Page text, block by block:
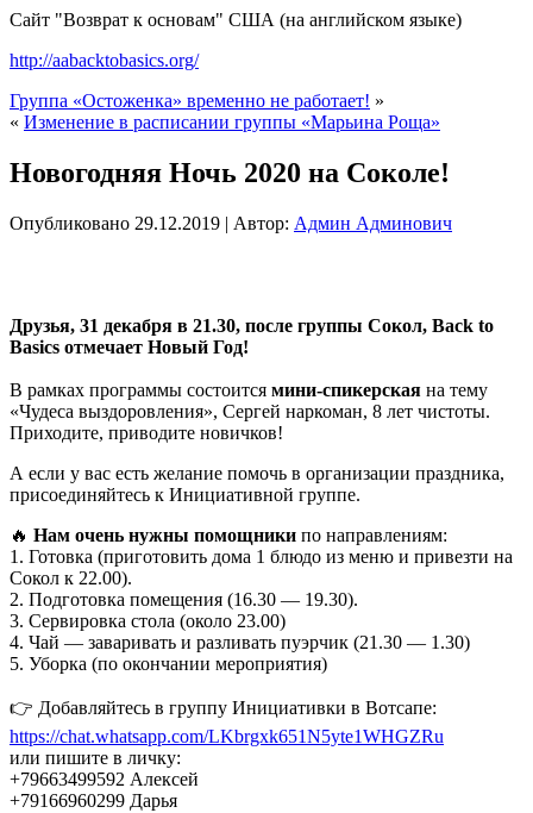
Сайт "Возврат к основам" США (на английском языке)
http://aabacktobasics.org/
Группа «Остоженка» временно не работает! »
« Изменение в расписании группы «Марьина Роща»
Новогодняя Ночь 2020 на Соколе!
Опубликовано 29.12.2019 | Автор: Админ Админович
Друзья, 31 декабря в 21.30, после группы Сокол, Back to
Basics отмечает Новый Год!
В рамках программы состоится мини-спикерская на тему
«Чудеса выздоровления», Сергей наркоман, 8 лет чистоты.
Приходите, приводите новичков!
А если у вас есть желание помочь в организации праздника,
присоединяйтесь к Инициативной группе.
🔥 Нам очень нужны помощники по направлениям:
1. Готовка (приготовить дома 1 блюдо из меню и привезти на
Сокол к 22.00).
2. Подготовка помещения (16.30 — 19.30).
3. Сервировка стола (около 23.00)
4. Чай — заваривать и разливать пуэрчик (21.30 — 1.30)
5. Уборка (по окончании мероприятия)
👉 Добавляйтесь в группу Инициативки в Вотсапе:
https://chat.whatsapp.com/LKbrgxk651N5yte1WHGZRu
или пишите в личку:
+79663499592 Алексей
+79166960299 Дарья